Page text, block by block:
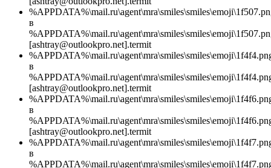
в
[ashtray@outlookpro.net].termit
в
[ashtray@outlookpro.net].termit
в
[ashtray@outlookpro.net].termit
в